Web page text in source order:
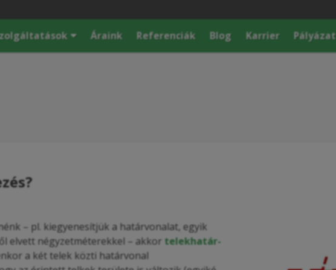
Áraink Referenciák Blog Karrier Pályázat
– pl. kiegyenesítjük a határvonalat, egyik
elvett négyzetméterekkel – akkor telekhatár-
a két telek közti határvonal